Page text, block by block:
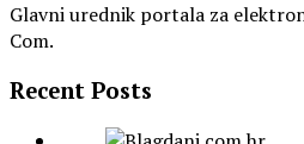
Glavni urednik portala za
Com.
Recent Posts